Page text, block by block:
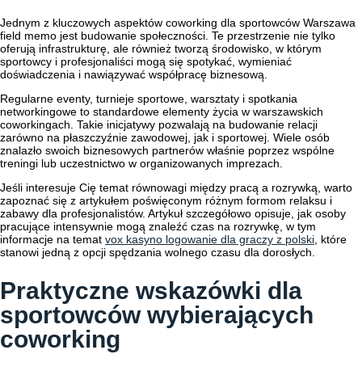
Jednym z kluczowych aspektów coworking dla sportowców Warszawa
field memo jest budowanie społeczności. Te przestrzenie nie tylko
oferują infrastrukturę, ale również tworzą środowisko, w którym
sportowcy i profesjonaliści mogą się spotykać, wymieniać
doświadczenia i nawiązywać współpracę biznesową.
Regularne eventy, turnieje sportowe, warsztaty i spotkania
networkingowe to standardowe elementy życia w warszawskich
coworkingach. Takie inicjatywy pozwalają na budowanie relacji
zarówno na płaszczyźnie zawodowej, jak i sportowej. Wiele osób
znalazło swoich biznesowych partnerów właśnie poprzez wspólne
treningi lub uczestnictwo w organizowanych imprezach.
Jeśli interesuje Cię temat równowagi między pracą a rozrywką, warto
zapoznać się z artykułem poświęconym różnym formom relaksu i
zabawy dla profesjonalistów. Artykuł szczegółowo opisuje, jak osoby
pracujące intensywnie mogą znaleźć czas na rozrywkę, w tym
informacje na temat vox kasyno logowanie dla graczy z polski, które
stanowi jedną z opcji spędzania wolnego czasu dla dorosłych.
Praktyczne wskazówki dla
sportowców wybierających
coworking